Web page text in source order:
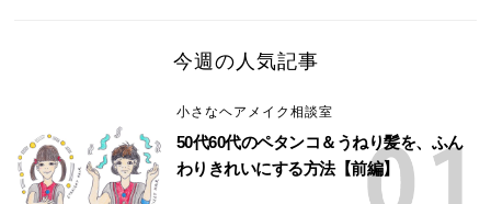
今週の人気記事
小さなヘアメイク相談室
50代60代のペタンコ＆うねり髪を、ふん
わりきれいにする方法【前編】